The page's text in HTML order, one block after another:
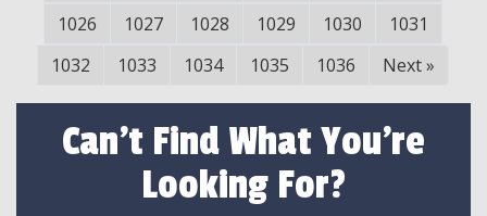
1026
1027 1028 1029 1030
1031
1032
1033 1034 1035 1036 Next»
Can't Find What You're
Looking For?